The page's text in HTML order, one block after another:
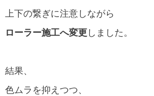
上下の繋ぎに注意しながら
ローラー施工へ変更 しました。
結果、
色ムラを抑えつつ、